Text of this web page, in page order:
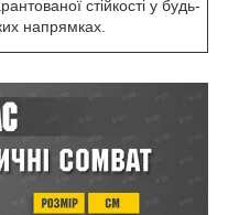
стійкості у будь-
напрямках.